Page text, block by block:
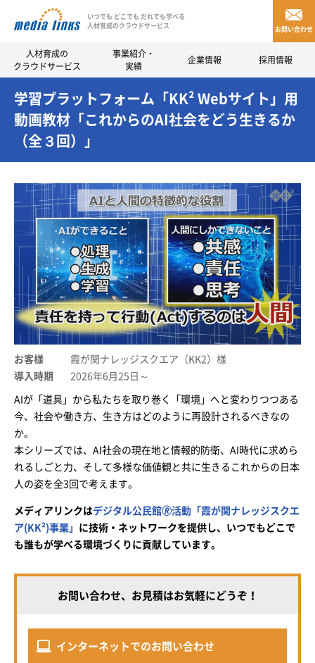
いつでも どこでも だれでも学べる
人材育成のクラウドサービス
人材育成の
クラウドサービス
事業紹介・
実績
企業情報 採用情報
お問い合わせ
学習プラットフォーム「KK² Webサイト」用
動画教材「これからのAI社会をどう生きるか
（全３回）」
お客様
霞が関ナレッジスクエア（KK2）様
導入時期
2026年6月25日～
AIが「道具」から私たちを取り巻く「環境」へと変わりつつある
今、社会や働き方、生き方はどのように再設計されるべきなの
か。
本シリーズでは、AI社会の現在地と情報的防衛、AI時代に求めら
れるしごと力、そして多様な価値観と共に生きるこれからの日本
人の姿を全3回で考えます。
メディアリンクはデジタル公民館🄬活動「霞が関ナレッジスクエ
ア(KK²)事業」 に技術・ネットワークを提供し、いつでもどこで
も誰もが学べる環境づくりに貢献しています。
お問い合わせ、お見積はお気軽にどうぞ！
インターネットでのお問い合わせ